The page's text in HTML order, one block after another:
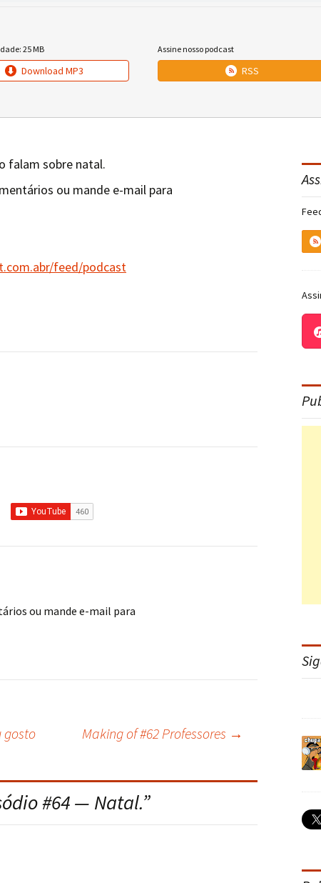
25 MB
Download MP3
Assine nosso podcast
RSS
falam sobre natal.
ou mande e-mail para
feed/podcast
ou mande e-mail para
gosto Making of #62 Professores →
#64 — Natal.”